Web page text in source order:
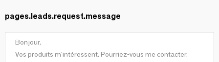
pages.leads.request.message